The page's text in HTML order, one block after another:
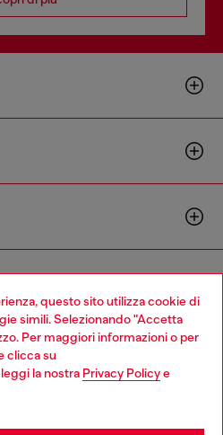
questo sito utilizza cookie di
simili. Selezionando "Accetta
Per maggiori informazioni o per
clicca su
la nostra Privacy Policye
Language: IT
website, but it seems you may